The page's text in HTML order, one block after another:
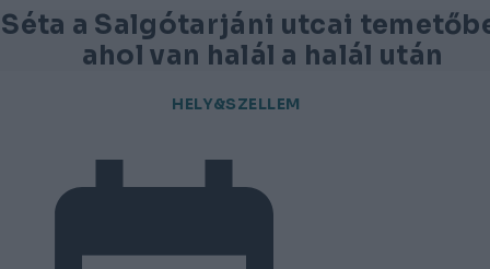
Séta a Salgótarjáni utcai
ahol van halál a halál után
HELY&SZELLEM